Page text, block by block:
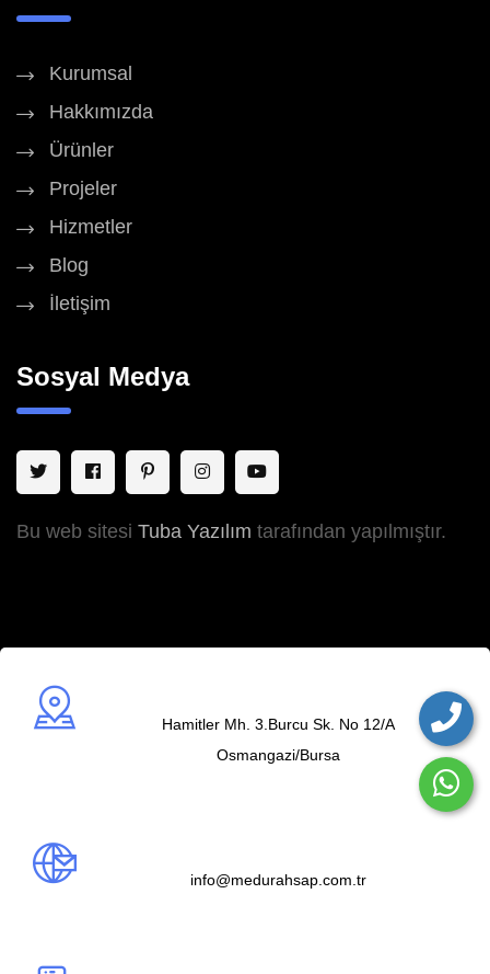
Kurumsal
Hakkımızda
Ürünler
Projeler
Hizmetler
Blog
İletişim
Sosyal Medya
Bu web sitesi Tuba Yazılım tarafından yapılmıştır.
Hamitler Mh. 3.Burcu Sk. No 12/A
Osmangazi/Bursa
info@medurahsap.com.tr